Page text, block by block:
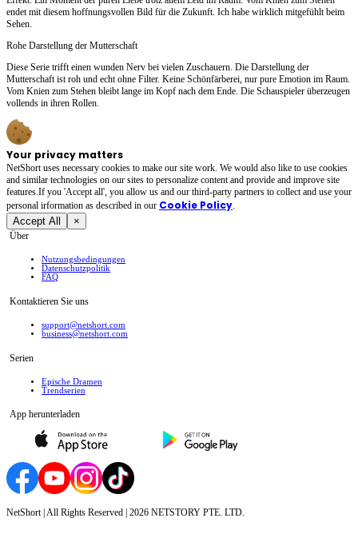
endet mit diesem hoffnungsvollen Bild für die Zukunft. Ich habe wirklich mitgefühlt beim
Sehen.
Rohe Darstellung der Mutterschaft
Diese Serie trifft einen wunden Nerv bei vielen Zuschauern. Die Darstellung der
Mutterschaft ist roh und echt ohne Filter. Keine Schönfärberei, nur pure Emotion im Raum.
Vom Knien zum Stehen bleibt lange im Kopf nach dem Ende. Die Schauspieler überzeugen
vollends in ihren Rollen.
Your privacy matters
NetShort uses necessary cookies to make our site work. We would also like to use cookies
and similar technologies on our sites to personalize content and provide and improve site
features.If you 'Accept all', you allow us and our third-party partners to collect and use your
personal irformation as described in our Cookie Policy.
Accept All ×
Über
Nutzungsbedingungen
Datenschutzpolitik
FAQ
Kontaktieren Sie uns
support@netshort.com
business@netshort.com
Serien
Epische Dramen
Trendserien
App herunterladen
NetShort | All Rights Reserved | 2026 NETSTORY PTE. LTD.